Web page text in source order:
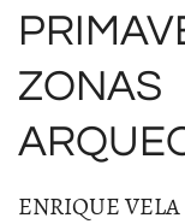
ZONAS
ENRIQUE VELA